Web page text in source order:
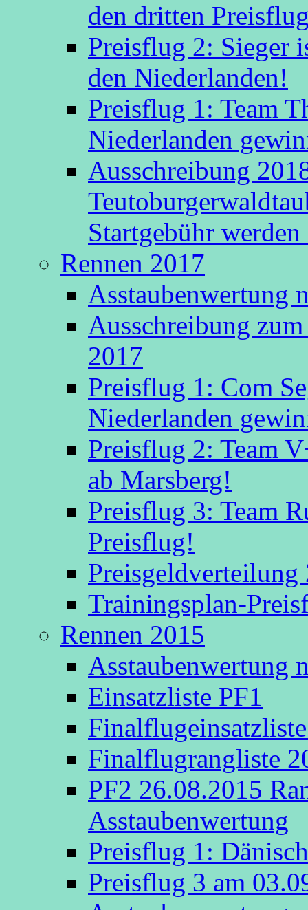
den dritten
Preisflug 2: Sieger
den Niederlanden!
Preisflug 1: Team
Niederlanden
Ausschreibung
Startgebühr
Rennen 2017
Asstaubenwertung
Ausschreibung
2017
Preisflug 1: Com
Niederlanden
Preisflug 2: Team
ab Marsberg!
Preisflug 3: Team
Preisflug!
Trainingsplan-
Rennen 2015
Asstaubenwertung
Einsatzliste PF1
Finalflugrangliste
PF2 26.08.2015
Asstaubenwertung
Preisflug 1:
Preisflug 3 am